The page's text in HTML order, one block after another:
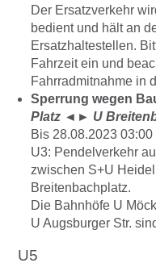
Der Ersatzverkehr
bedient und hält an
Ersatzhaltestellen.
Fahrzeit ein und
Fahrradmitnahme in
Sperrung wegen
Platz ◄► U
Bis 28.08.2023 03:00
U3: Pendelverkehr
zwischen S+U
Breitenbachplatz.
Die Bahnhöfe U
U Augsburger Str.
U5